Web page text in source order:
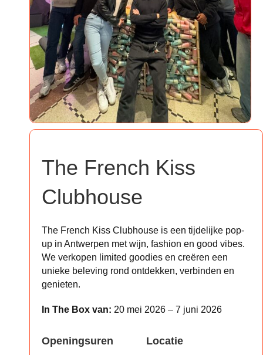
The French Kiss
Clubhouse
The French Kiss Clubhouse is een tijdelijke pop-
up in Antwerpen met wijn, fashion en good vibes.
We verkopen limited goodies en creëren een
unieke beleving rond ontdekken, verbinden en
genieten.
In The Box van: 20 mei 2026 – 7 juni 2026
Openingsuren Locatie